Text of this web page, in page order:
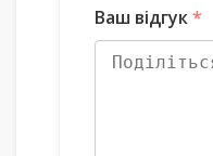
Ваш відгук*